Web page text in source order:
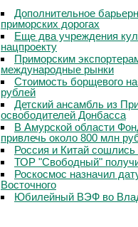
Дополнительное
приморских дорогах
Еще два учреждения
нацпроекту
Приморским
международные рынки
Стоимость борщевого
рублей
Детский ансамбль из
освободителей Донбасса
В Амурской области
привлечь около 800 млн
Россия и Китай сошлись
ТОР "Свободный"
Роскосмос назначил
Восточного
Юбилейный ВЭФ во